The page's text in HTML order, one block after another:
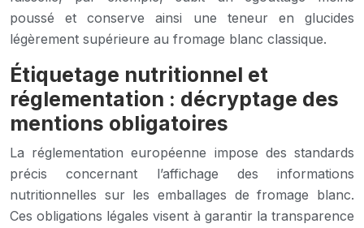
poussé et conserve ainsi une teneur en glucides
légèrement supérieure au fromage blanc classique.
Étiquetage nutritionnel et
réglementation : décryptage des
mentions obligatoires
La réglementation européenne impose des standards
précis concernant l’affichage des informations
nutritionnelles sur les emballages de fromage blanc.
Ces obligations légales visent à garantir la transparence